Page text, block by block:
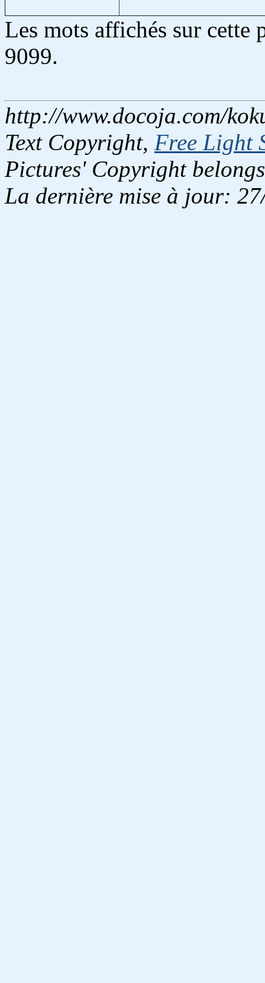
Les mots affichés sur cette
9099.
http://www.docoja.com/
Text Copyright, Free Light
Pictures' Copyright
La dernière mise à jour: